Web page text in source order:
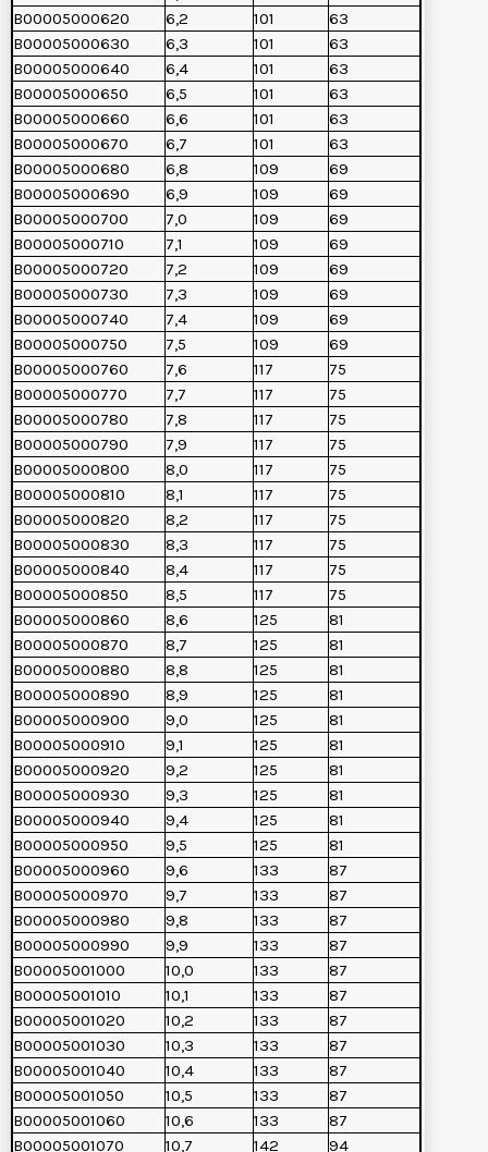
B00005000620
6,2 101
63
B00005000630
6,3 101
63
B00005000640
6,4 101
63
B00005000650
6,5 101
63
B00005000660
6,6 101
63
B00005000670
6,7 101
63
B00005000680
6,8 109
69
B00005000690
6,9 109
69
B00005000700
7,0 109
69
B00005000710
7,1 109
69
B00005000720
7,2 109
69
B00005000730
7,3 109
69
B00005000740
7,4 109
69
B00005000750
7,5 109
69
B00005000760
7,6 117
75
B00005000770
7,7 117
75
B00005000780
7,8 117
75
B00005000790
7,9 117
75
B00005000800
8,0 117
75
B00005000810
8,1 117
75
B00005000820
8,2 117
75
B00005000830
8,3 117
75
B00005000840
8,4 117
75
B00005000850
8,5 117
75
B00005000860
8,6 125
81
B00005000870
8,7 125
81
B00005000880
8,8 125
81
B00005000890
8,9 125
81
B00005000900
9,0 125
81
B00005000910
9,1 125
81
B00005000920
9,2 125
81
B00005000930
9,3 125
81
B00005000940
9,4 125
81
B00005000950
9,5 125
81
B00005000960
9,6 133
87
B00005000970
9,7 133
87
B00005000980
9,8 133
87
B00005000990
9,9 133
87
B00005001000
10,0 133
87
B00005001010
10,1 133
87
B00005001020
10,2 133
87
B00005001030
10,3 133
87
B00005001040
10,4 133
87
B00005001050
10,5 133
87
B00005001060
10,6 133
87
B00005001070
10,7 142
94